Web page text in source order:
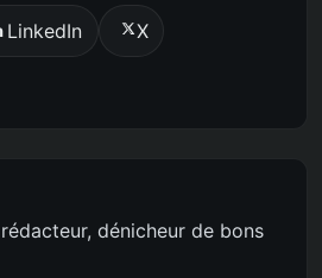
LinkedIn X
dénicheur de bons